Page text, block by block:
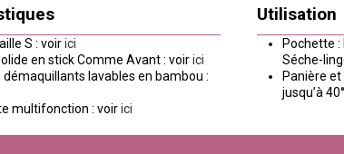
S : voirici
en stick Comme Avant : voirici
démaquillants lavables en bambou :
multifonction : voirici
Utilisation
Pochette
Séche-
Panière
jusqu’à